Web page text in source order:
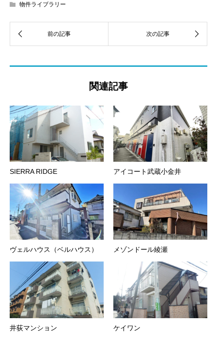
物件ライブラリー
関連記事
SIERRA RIDGE アイコート武蔵小金井
ヴェルハウス（ベルハウス） メゾンドール綾瀬
井荻マンション ケイワン